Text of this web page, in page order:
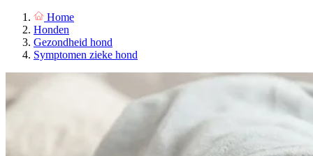
Home
Honden
Gezondheid hond
Symptomen zieke hond